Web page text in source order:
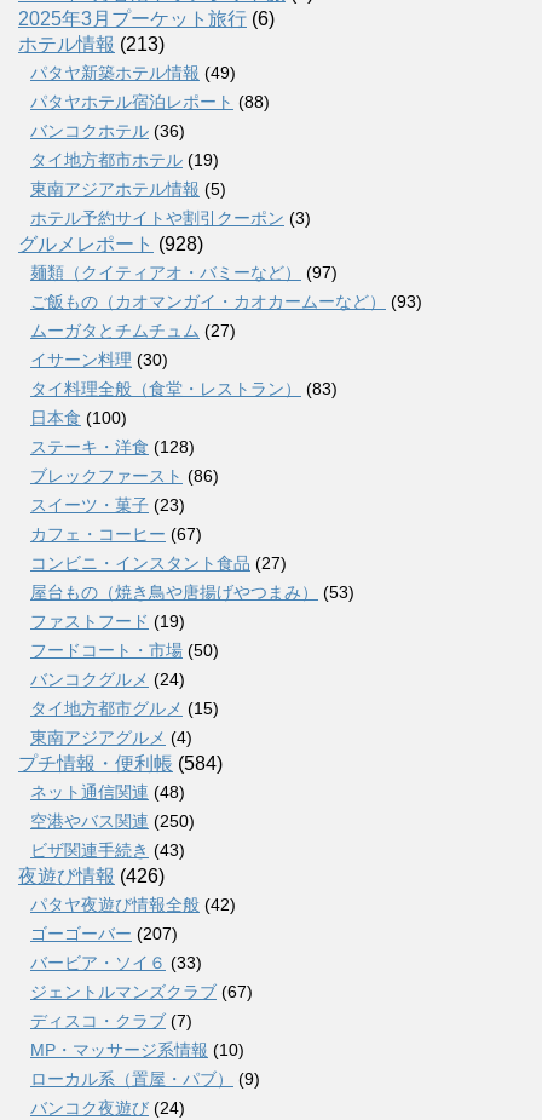
2025年3月プーケット旅行 (6)
ホテル情報 (213)
パタヤ新築ホテル情報 (49)
パタヤホテル宿泊レポート (88)
バンコクホテル (36)
タイ地方都市ホテル (19)
東南アジアホテル情報 (5)
ホテル予約サイトや割引クーポン (3)
グルメレポート (928)
麺類（クイティアオ・バミーなど）
(97)
ご飯もの（カオマンガイ・カオカームーなど）
(93)
ムーガタとチムチュム (27)
イサーン料理 (30)
タイ料理全般（食堂・レストラン）
(83)
日本食 (100)
ステーキ・洋食 (128)
ブレックファースト (86)
スイーツ・菓子 (23)
カフェ・コーヒー (67)
コンビニ・インスタント食品 (27)
屋台もの（焼き鳥や唐揚げやつまみ）
(53)
ファストフード (19)
フードコート・市場 (50)
バンコクグルメ (24)
タイ地方都市グルメ (15)
東南アジアグルメ (4)
プチ情報・便利帳 (584)
ネット通信関連 (48)
空港やバス関連 (250)
ビザ関連手続き (43)
夜遊び情報 (426)
パタヤ夜遊び情報全般 (42)
ゴーゴーバー (207)
バービア・ソイ６ (33)
ジェントルマンズクラブ (67)
ディスコ・クラブ (7)
MP・マッサージ系情報 (10)
ローカル系（置屋・パブ）
(9)
バンコク夜遊び (24)